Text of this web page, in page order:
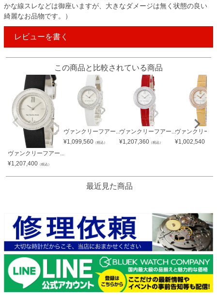
かな線スレなどは御座いますが、大きなダメージは無く状態の良い
綺麗なお品物です。）
レビューを書く
この商品と比較されている商品
ヴァンクリーフアー...
¥1,207,400 （税込）
ヴァンクリーフアー...
¥1,099,560 （税込）
ヴァンクリーフアー...
¥1,207,360 （税込）
ヴァンクリーフ
¥1,002,540
最近見た商品